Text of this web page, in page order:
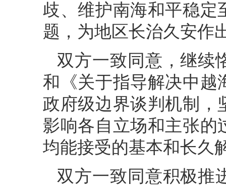
歧、维护南海和平稳定
题，为地区长治久安作
双方一致同意，继续
和《关于指导解决中越
政府级边界谈判机制，
影响各自立场和主张的
均能接受的基本和长久
双方一致同意积极推